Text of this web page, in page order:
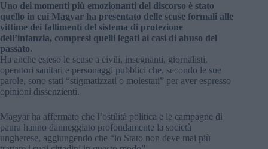
Uno dei momenti più emozionanti del discorso è stato
quello in cui Magyar ha presentato delle scuse formali alle
vittime dei fallimenti del sistema di protezione
dell’infanzia, compresi quelli legati ai casi di abuso del
passato.
Ha anche esteso le scuse a civili, insegnanti, giornalisti,
operatori sanitari e personaggi pubblici che, secondo le sue
parole, sono stati “stigmatizzati o molestati” per aver espresso
opinioni dissenzienti.
Magyar ha affermato che l’ostilità politica e le campagne di
paura hanno danneggiato profondamente la società
ungherese, aggiungendo che “lo Stato non deve mai più